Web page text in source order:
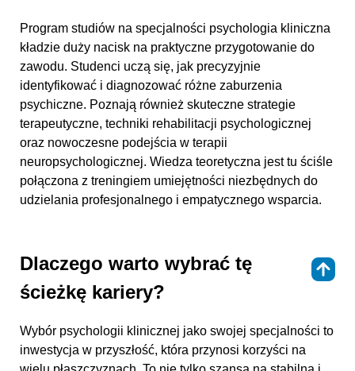
Program studiów na specjalności psychologia kliniczna
kładzie duży nacisk na praktyczne przygotowanie do
zawodu. Studenci uczą się, jak precyzyjnie
identyfikować i diagnozować różne zaburzenia
psychiczne. Poznają również skuteczne strategie
terapeutyczne, techniki rehabilitacji psychologicznej
oraz nowoczesne podejścia w terapii
neuropsychologicznej. Wiedza teoretyczna jest tu ściśle
połączona z treningiem umiejętności niezbędnych do
udzielania profesjonalnego i empatycznego wsparcia.
Dlaczego warto wybrać tę
ścieżkę kariery?
Wybór psychologii klinicznej jako swojej specjalności to
inwestycja w przyszłość, która przynosi korzyści na